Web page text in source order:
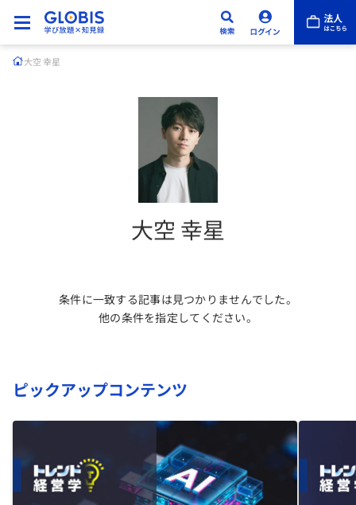
大空 幸星
大空 幸星
条件に一致する記事は見つかりませんでした。
他の条件を指定してください。
ピックアップコンテンツ